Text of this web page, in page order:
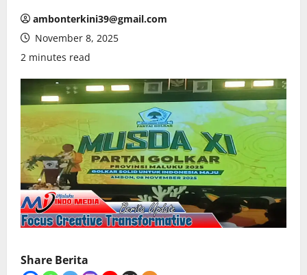
ambonterkini39@gmail.com
November 8, 2025
2 minutes read
Share Berita